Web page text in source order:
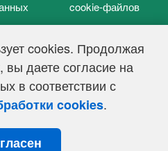
cookies. Продолжая
вы даете согласие на
в соответствии с
cookies.
cookie-файлов
2026 г.
СМИ Эл № ФС 77-39848, выдано
в сфере связи,
массовых коммуникаций